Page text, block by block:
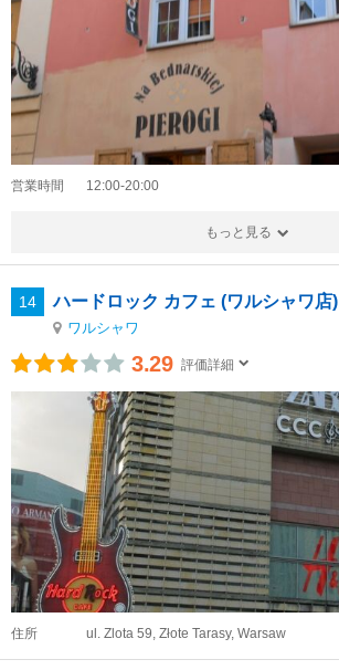
営業時間 12:00-20:00
もっと見る
14 ハードロック カフェ (ワルシャワ店)
ワルシャワ
3.29 評価詳細
住所 ul. Zlota 59, Złote Tarasy, Warsaw